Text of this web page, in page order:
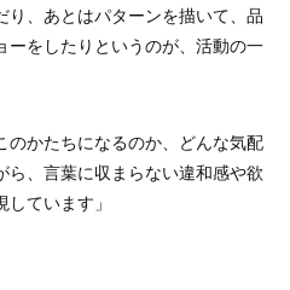
り、あとはパターンを描いて、品
ーをしたりというのが、活動の一
のかたちになるのか、どんな気配
ら、言葉に収まらない違和感や欲
ています」